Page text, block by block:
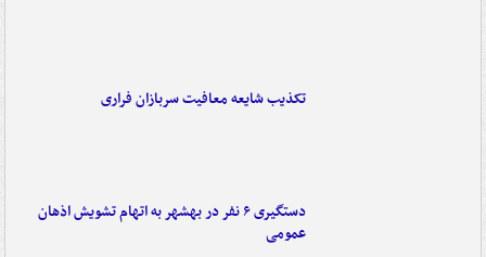
تکذیب شایعه معافیت سربازان فراری
دستگیری ۶ نفر در بهشهر به اتهام تشویش اذهان
عمومی